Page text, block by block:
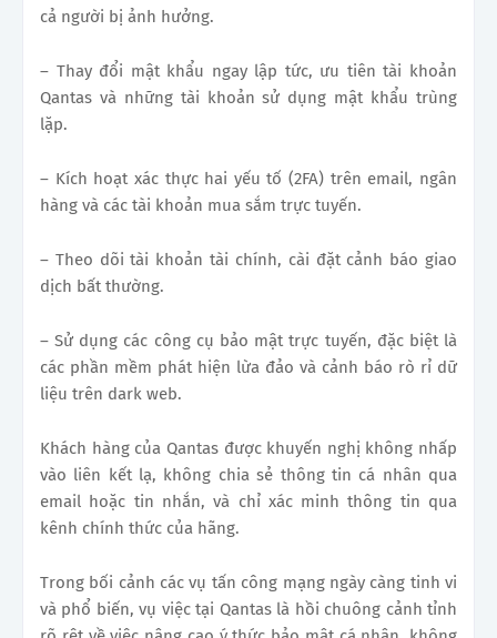
cả người bị ảnh hưởng.
– Thay đổi mật khẩu ngay lập tức, ưu tiên tài khoản
Qantas và những tài khoản sử dụng mật khẩu trùng
lặp.
– Kích hoạt xác thực hai yếu tố (2FA) trên email, ngân
hàng và các tài khoản mua sắm trực tuyến.
– Theo dõi tài khoản tài chính, cài đặt cảnh báo giao
dịch bất thường.
– Sử dụng các công cụ bảo mật trực tuyến, đặc biệt là
các phần mềm phát hiện lừa đảo và cảnh báo rò rỉ dữ
liệu trên dark web.
Khách hàng của Qantas được khuyến nghị không nhấp
vào liên kết lạ, không chia sẻ thông tin cá nhân qua
email hoặc tin nhắn, và chỉ xác minh thông tin qua
kênh chính thức của hãng.
Trong bối cảnh các vụ tấn công mạng ngày càng tinh vi
và phổ biến, vụ việc tại Qantas là hồi chuông cảnh tỉnh